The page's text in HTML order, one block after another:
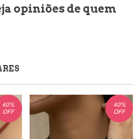
opiniões de quem
40%
OFF
40%
OFF